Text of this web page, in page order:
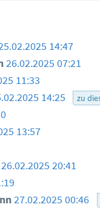
14:47
26.02.2025 07:21
11:33
14:25 zu
13:57
26.02.2025 20:41
27.02.2025 00:46